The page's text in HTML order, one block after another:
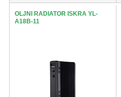
OLJNI RADIATOR ISKRA YL-
A18B-11